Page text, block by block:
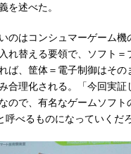
を述べた。
のはコンシュマーゲーム機
れ替える要領で、ソフト＝
ば、筐体＝電子制御はその
合理化される。「今回実証
ので、有名なゲームソフト
呼べるものになっていくだ